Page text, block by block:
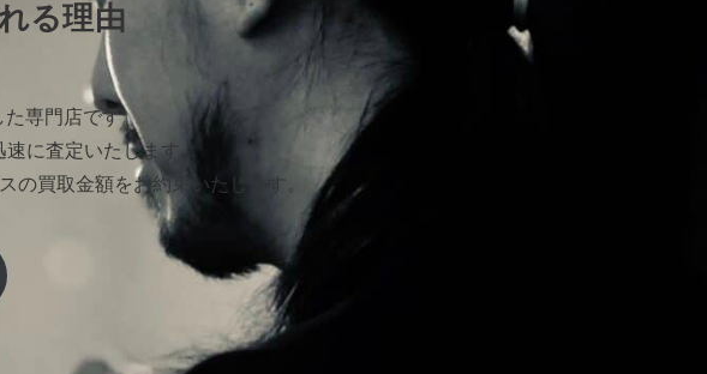
る理由
専門店です。
に査定いたします。
の買取金額をお約束いたします。